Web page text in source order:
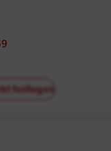
festlegen